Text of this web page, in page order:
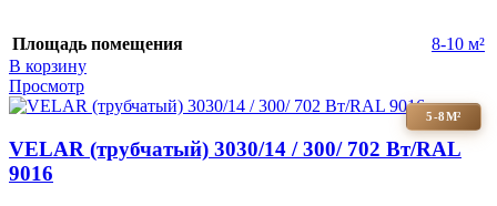
Площадь помещения
8-10 м²
В корзину
Просмотр
5-8М²
VELAR (трубчатый) 3030/14 / 300/ 702 Bт/RAL
9016